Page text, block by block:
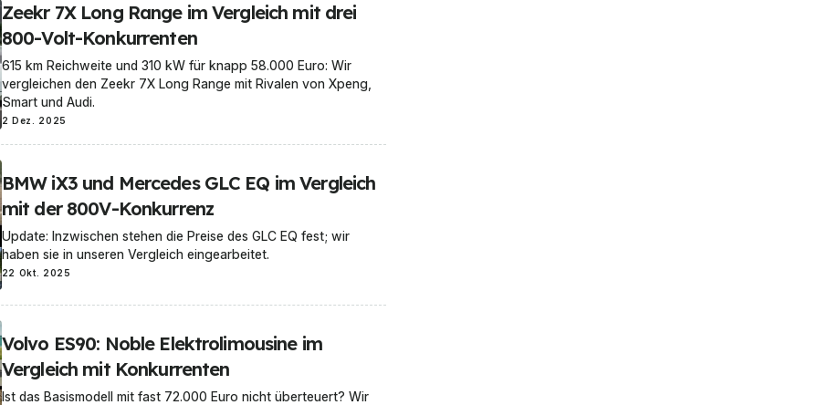
Zeekr 7X Long Range im Vergleich mit drei
800-Volt-Konkurrenten
615 km Reichweite und 310 kW für knapp 58.000 Euro: Wir
vergleichen den Zeekr 7X Long Range mit Rivalen von Xpeng,
Smart und Audi.
2 Dez. 2025
BMW iX3 und Mercedes GLC EQ im Vergleich
mit der 800V-Konkurrenz
Update: Inzwischen stehen die Preise des GLC EQ fest; wir
haben sie in unseren Vergleich eingearbeitet.
22 Okt. 2025
Volvo ES90: Noble Elektrolimousine im
Vergleich mit Konkurrenten
Ist das Basismodell mit fast 72.000 Euro nicht überteuert? Wir